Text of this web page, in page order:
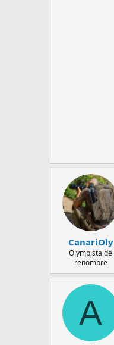
CanariOly
Olympista de
renombre
A